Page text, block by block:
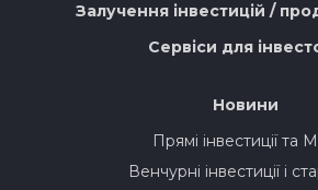
Залучення інвестицій /
Сервіси для
Новини
Прямі інвестиції та
Венчурні інвестиції і